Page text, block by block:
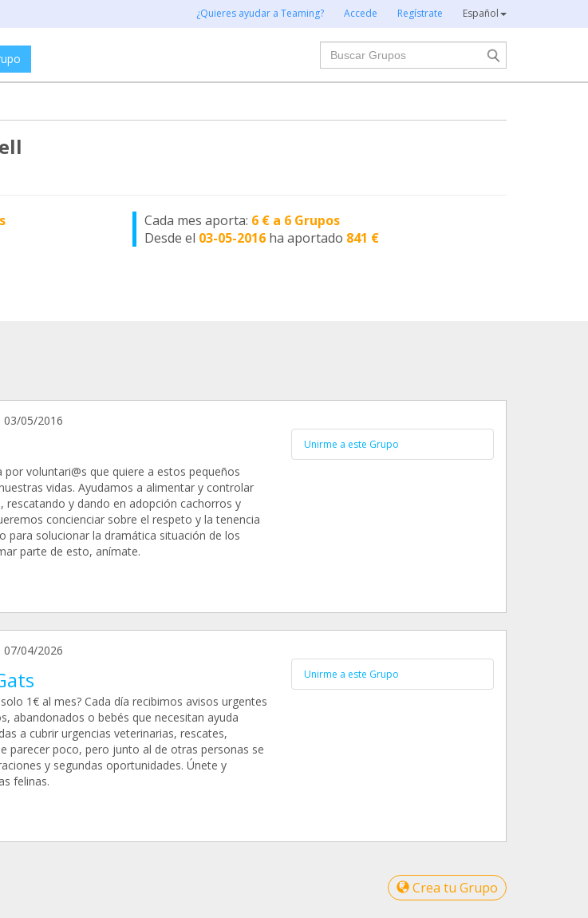
¿Quieres ayudar a Teaming? Accede Regístrate Español
Buscar
Cada mes aporta: 6 € a 6 Grupos
Desde el 03-05-2016 ha aportado 841 €
03/05/2016
voluntari@s que quiere a estos pequeños
vidas. Ayudamos a alimentar y controlar
rescatando y dando en adopción cachorros y
concienciar sobre el respeto y la tenencia
para solucionar la dramática situación de los
parte de esto, anímate.
Unirme a este Grupo
07/04/2026
1€ al mes? Cada día recibimos avisos urgentes
abandonados o bebés que necesitan ayuda
a cubrir urgencias veterinarias, rescates,
parecer poco, pero junto al de otras personas se
y segundas oportunidades. Únete y
felinas.
Unirme a este Grupo
Crea tu Grupo